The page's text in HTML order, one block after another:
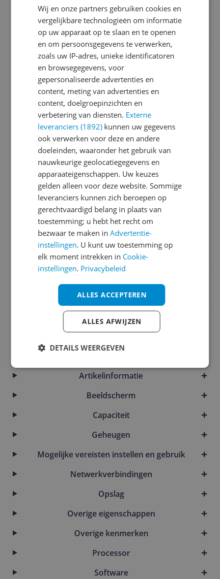
Introductiejaar
Uitzonderingen fabrieksgarantie
1 jaar garantie op onderdelen en arbeidskosten. Ge
en reparatie onsite. De algemene voorwaarden vers
chillen per land. Bepaalde beperkingen en uitsluiting
en zijn van toepassing.
Introductiemaand
Introductie
Reparatie type
1 jaar (1-1-0) garantie omvat 1 jaar garantie op onde
rdelen en arbeidskosten. Geen reparatie onsite. De
algemene voorwaarden verschillen per land. Bepaal
de beperkingen en uitsluitingen zijn van toepassing.
Aansluitingen
Afmetingen
Artikelinformatie
Beeldscherm
Capaciteit
Geheugen
Mogelijke vereisten instellen en gebruik
Netwerkverbindingen
Opslag
Overige eigenschappen
Overige kenmerken
Processor
Software
Wij en onze partners gebruiken cookies en
vergelijkbare technologieën om informatie
op uw apparaat op te slaan en te openen
en om persoonsgegevens te verwerken,
zoals uw IP-adres, unieke identificatoren
en browsegegevens, voor
gepersonaliseerde advertenties en
content, meting van advertenties en
content, doelgroepinzichten en
verbetering van diensten. Externe
leveranciers (1892) kunnen uw gegevens
ook verwerken voor deze en andere
doeleinden, waaronder het gebruik van
nauwkeurige geolocatiegegevens en
apparaateigenschappen. Uw keuzes
gelden alleen voor deze website. Sommige
leveranciers kunnen zich beroepen op
gerechtvaardigd belang in plaats van
toestemming; u hebt het recht om
bezwaar te maken inAdvertentie-
instellingen. U kunt uw toestemming op
elk moment intrekken in Cookie-
instellingen. Privacybeleid
ALLES ACCEPTEREN
ALLES AFWIJZEN
DETAILS WEERGEVEN